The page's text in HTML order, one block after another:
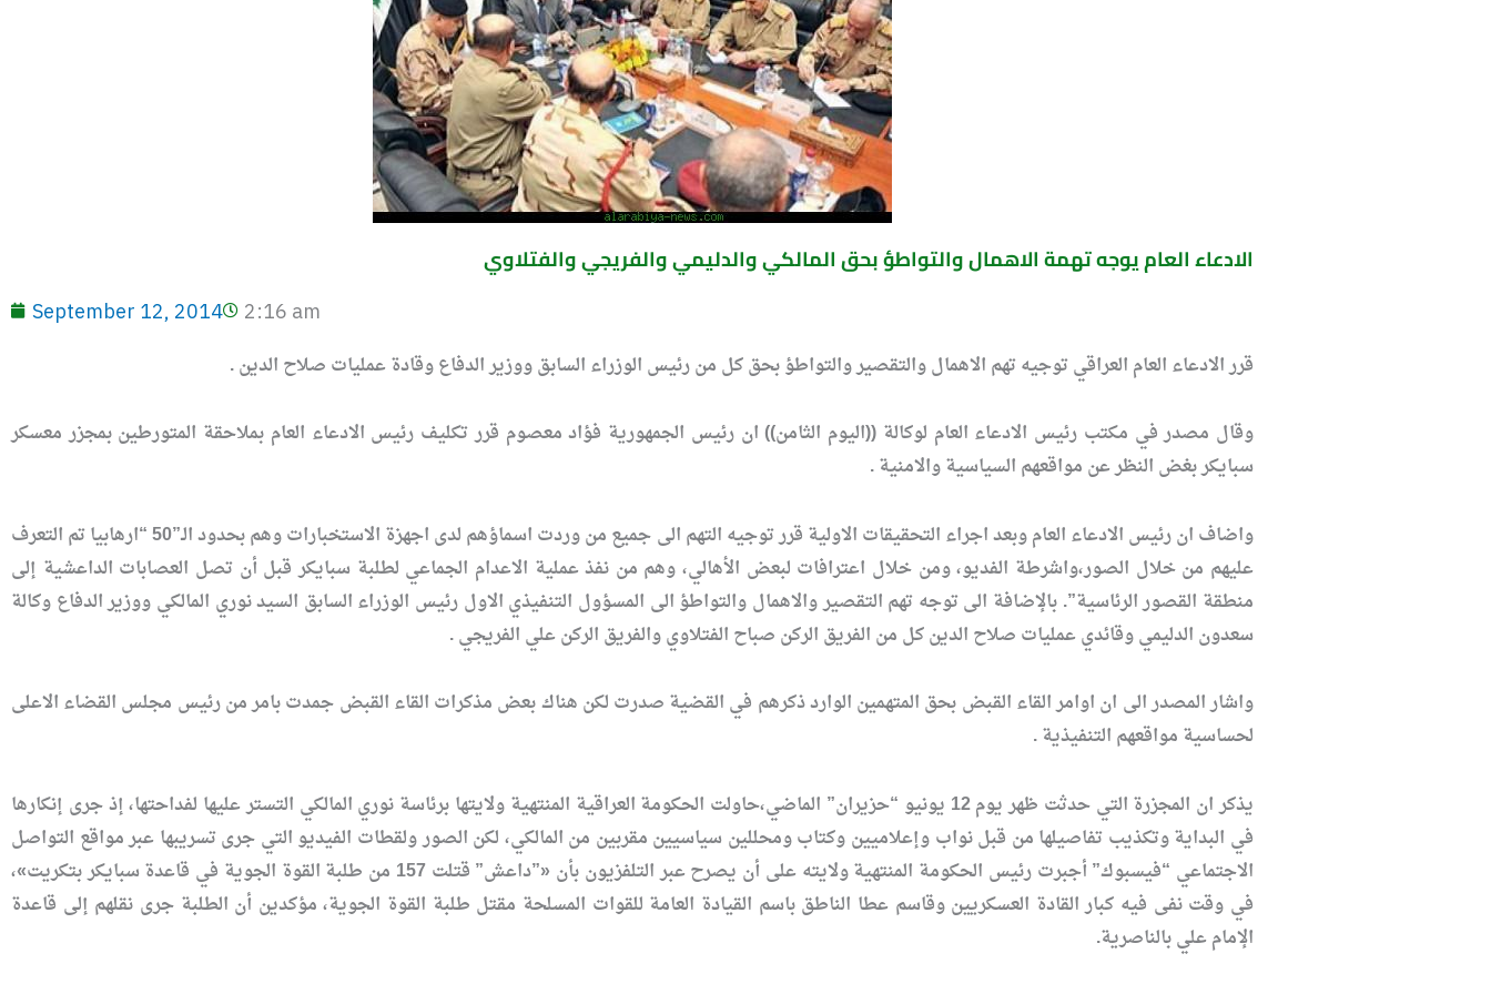
الادعاء العام يوجه تهمة الاهمال والتواطؤ بحق المالكي والدليمي والفريجي والفتلاوي
September 12, 2014 2:16 am
قرر الادعاء العام العراقي توجيه تهم الاهمال والتقصير والتواطؤ بحق كل من رئيس الوزراء السابق ووزير الدفاع وقادة عمليات صلاح الدين .
وقال مصدر في مكتب رئيس الادعاء العام لوكالة ((اليوم الثامن)) ان رئيس الجمهورية فؤاد معصوم قرر تكليف رئيس الادعاء العام بملاحقة المتورطين بمجزر معسكر
سبايكر بغض النظر عن مواقعهم السياسية والامنية .
واضاف ان رئيس الادعاء العام وبعد اجراء التحقيقات الاولية قرر توجيه التهم الى جميع من وردت اسماؤهم لدى اجهزة الاستخبارات وهم بحدود الـ”50 “ارهابيا تم التعرف
عليهم من خلال الصور،واشرطة الفديو، ومن خلال اعترافات لبعض الأهالي، وهم من نفذ عملية الاعدام الجماعي لطلبة سبايكر قبل أن تصل العصابات الداعشية إلى
منطقة القصور الرئاسية”. بالإضافة الى توجه تهم التقصير والاهمال والتواطؤ الى المسؤول التنفيذي الاول رئيس الوزراء السابق السيد نوري المالكي ووزير الدفاع وكالة
سعدون الدليمي وقائدي عمليات صلاح الدين كل من الفريق الركن صباح الفتلاوي والفريق الركن علي الفريجي .
واشار المصدر الى ان اوامر القاء القبض بحق المتهمين الوارد ذكرهم في القضية صدرت لكن هناك بعض مذكرات القاء القبض جمدت بامر من رئيس مجلس القضاء الاعلى
لحساسية مواقعهم التنفيذية .
يذكر ان المجزرة التي حدثت ظهر يوم 12 يونيو “حزيران” الماضي،حاولت الحكومة العراقية المنتهية ولايتها برئاسة نوري المالكي التستر عليها لفداحتها، إذ جرى إنكارها
في البداية وتكذيب تفاصيلها من قبل نواب وإعلاميين وكتاب ومحللين سياسيين مقربين من المالكي، لكن الصور ولقطات الفيديو التي جرى تسريبها عبر مواقع التواصل
الاجتماعي “فيسبوك” أجبرت رئيس الحكومة المنتهية ولايته على أن يصرح عبر التلفزيون بأن «”داعش” قتلت 157 من طلبة القوة الجوية في قاعدة سبايكر بتكريت»،
في وقت نفى فيه كبار القادة العسكريين وقاسم عطا الناطق باسم القيادة العامة للقوات المسلحة مقتل طلبة القوة الجوية، مؤكدين أن الطلبة جرى نقلهم إلى قاعدة
الإمام علي بالناصرية.